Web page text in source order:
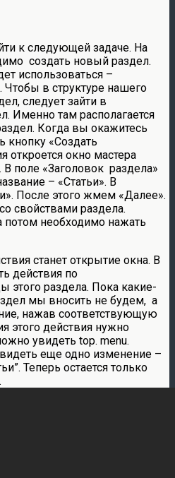
к следующей задаче. На
создать новый раздел.
использоваться –
Чтобы в структуре нашего
следует зайти в
Именно там располагается
Когда вы окажитесь
кнопку «Создать
откроется окно мастера
В поле «Заголовок раздела»
– «Статьи». В
После этого жмем «Далее».
свойствами раздела.
потом необходимо нажать
станет открытие окна. В
действия по
этого раздела. Пока какие-
мы вносить не будем, а
нажав соответствующую
этого действия нужно
увидеть top. menu.
еще одно изменение –
Теперь остается только